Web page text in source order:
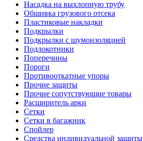
Насадка на выхлопную трубу
Обшивка грузового отсека
Пластиковые накладки
Подкрылки
Подкрылки с шумоизоляцией
Подлокотники
Поперечины
Пороги
Противооткатные упоры
Прочие защиты
Прочие сопутствующие товары
Расширитель арки
Сетки
Сетки в багажник
Спойлер
Средства индивидуальной защиты